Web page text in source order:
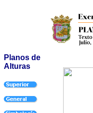
Planos de
Alturas